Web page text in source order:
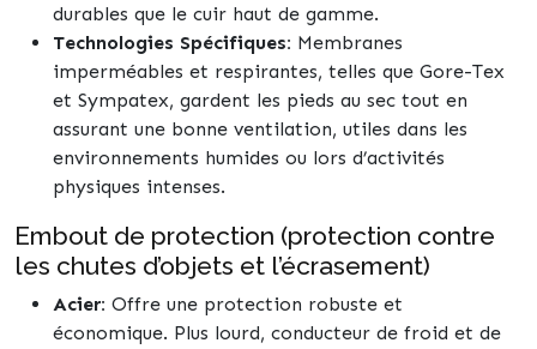
durables que le cuir haut de gamme.
Technologies Spécifiques: Membranes
imperméables et respirantes, telles que Gore-Tex
et Sympatex, gardent les pieds au sec tout en
assurant une bonne ventilation, utiles dans les
environnements humides ou lors d’activités
physiques intenses.
Embout de protection (protection contre
les chutes d’objets et l’écrasement)
Acier: Offre une protection robuste et
économique. Plus lourd, conducteur de froid et de